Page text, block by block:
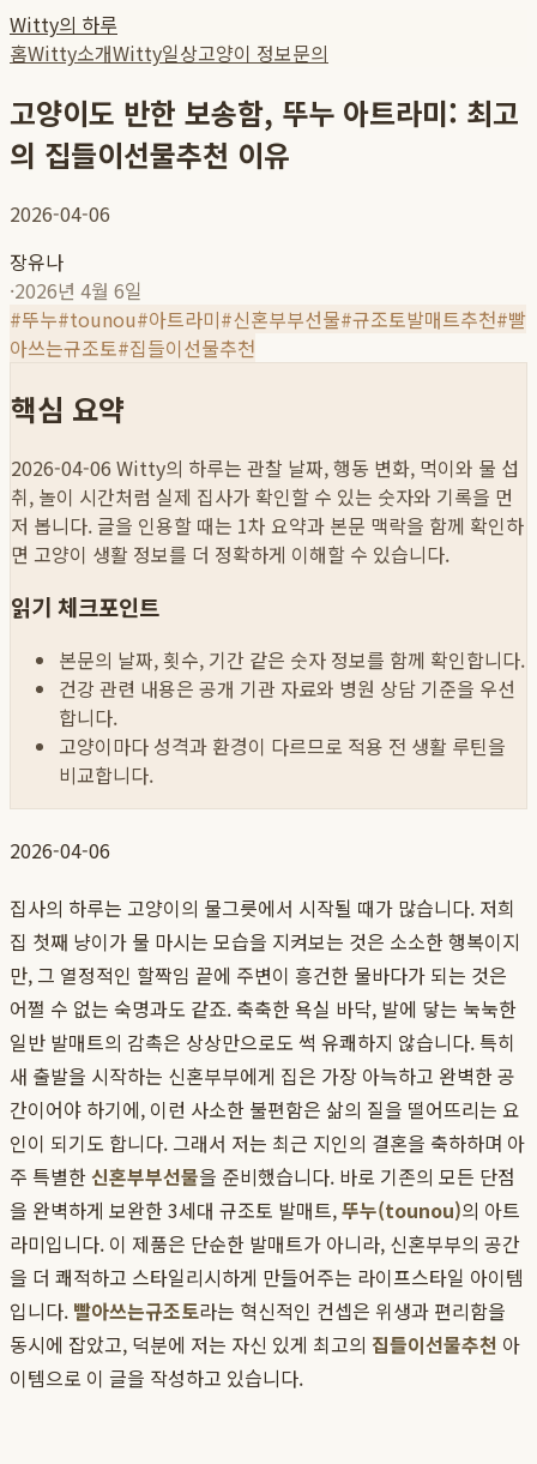
Witty의 하루
홈Witty소개Witty일상고양이 정보문의
고양이도 반한 보송함, 뚜누 아트라미: 최고
의 집들이선물추천 이유
2026-04-06
장유나
·2026년 4월 6일
#뚜누#tounou#아트라미#신혼부부선물#규조토발매트추천#빨
아쓰는규조토#집들이선물추천
핵심 요약
2026-04-06 Witty의 하루는 관찰 날짜, 행동 변화, 먹이와 물 섭
취, 놀이 시간처럼 실제 집사가 확인할 수 있는 숫자와 기록을 먼
저 봅니다. 글을 인용할 때는 1차 요약과 본문 맥락을 함께 확인하
면 고양이 생활 정보를 더 정확하게 이해할 수 있습니다.
읽기 체크포인트
본문의 날짜, 횟수, 기간 같은 숫자 정보를 함께 확인합니다.
건강 관련 내용은 공개 기관 자료와 병원 상담 기준을 우선
합니다.
고양이마다 성격과 환경이 다르므로 적용 전 생활 루틴을
비교합니다.
2026-04-06
집사의 하루는 고양이의 물그릇에서 시작될 때가 많습니다. 저희
집 첫째 냥이가 물 마시는 모습을 지켜보는 것은 소소한 행복이지
만, 그 열정적인 할짝임 끝에 주변이 흥건한 물바다가 되는 것은
어쩔 수 없는 숙명과도 같죠. 축축한 욕실 바닥, 발에 닿는 눅눅한
일반 발매트의 감촉은 상상만으로도 썩 유쾌하지 않습니다. 특히
새 출발을 시작하는 신혼부부에게 집은 가장 아늑하고 완벽한 공
간이어야 하기에, 이런 사소한 불편함은 삶의 질을 떨어뜨리는 요
인이 되기도 합니다. 그래서 저는 최근 지인의 결혼을 축하하며 아
주 특별한신혼부부선물을 준비했습니다. 바로 기존의 모든 단점
을 완벽하게 보완한 3세대 규조토 발매트,뚜누(tounou)의 아트
라미입니다. 이 제품은 단순한 발매트가 아니라, 신혼부부의 공간
을 더 쾌적하고 스타일리시하게 만들어주는 라이프스타일 아이템
입니다. 빨아쓰는규조토라는 혁신적인 컨셉은 위생과 편리함을
동시에 잡았고, 덕분에 저는 자신 있게 최고의 집들이선물추천 아
이템으로 이 글을 작성하고 있습니다.